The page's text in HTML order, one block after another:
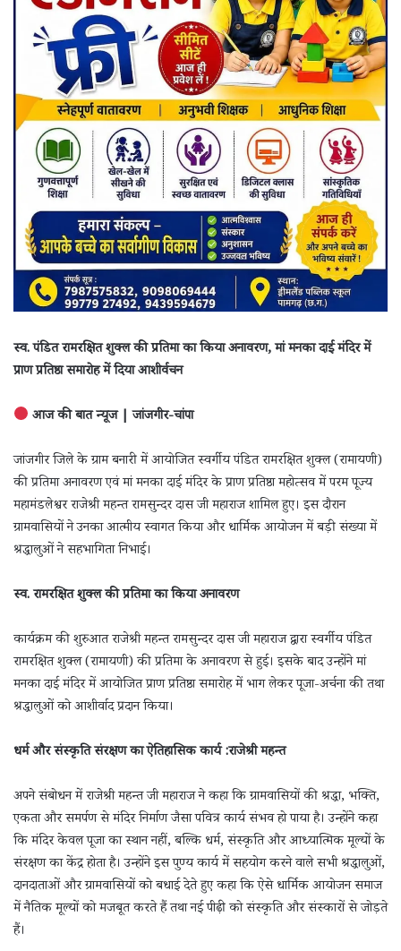
स्व. पंडित रामरक्षित शुक्ल की प्रतिमा का किया अनावरण, मां मनका दाई मंदिर में
प्राण प्रतिष्ठा समारोह में दिया आशीर्वचन
आज की बात न्यूज | जांजगीर-चांपा
जांजगीर जिले के ग्राम बनारी में आयोजित स्वर्गीय पंडित रामरक्षित शुक्ल (रामायणी)
की प्रतिमा अनावरण एवं मां मनका दाई मंदिर के प्राण प्रतिष्ठा महोत्सव में परम पूज्य
महामंडलेश्वर राजेश्री महन्त रामसुन्दर दास जी महाराज शामिल हुए। इस दौरान
ग्रामवासियों ने उनका आत्मीय स्वागत किया और धार्मिक आयोजन में बड़ी संख्या में
श्रद्धालुओं ने सहभागिता निभाई।
स्व. रामरक्षित शुक्ल की प्रतिमा का किया अनावरण
कार्यक्रम की शुरुआत राजेश्री महन्त रामसुन्दर दास जी महाराज द्वारा स्वर्गीय पंडित
रामरक्षित शुक्ल (रामायणी) की प्रतिमा के अनावरण से हुई। इसके बाद उन्होंने मां
मनका दाई मंदिर में आयोजित प्राण प्रतिष्ठा समारोह में भाग लेकर पूजा-अर्चना की तथा
श्रद्धालुओं को आशीर्वाद प्रदान किया।
धर्म और संस्कृति संरक्षण का ऐतिहासिक कार्य :राजेश्री महन्त
अपने संबोधन में राजेश्री महन्त जी महाराज ने कहा कि ग्रामवासियों की श्रद्धा, भक्ति,
एकता और समर्पण से मंदिर निर्माण जैसा पवित्र कार्य संभव हो पाया है। उन्होंने कहा
कि मंदिर केवल पूजा का स्थान नहीं, बल्कि धर्म, संस्कृति और आध्यात्मिक मूल्यों के
संरक्षण का केंद्र होता है। उन्होंने इस पुण्य कार्य में सहयोग करने वाले सभी श्रद्धालुओं,
दानदाताओं और ग्रामवासियों को बधाई देते हुए कहा कि ऐसे धार्मिक आयोजन समाज
में नैतिक मूल्यों को मजबूत करते हैं तथा नई पीढ़ी को संस्कृति और संस्कारों से जोड़ते
हैं।